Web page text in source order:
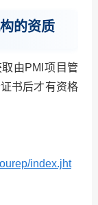
的资质
由PMI项目管
书后才有资格
index.jht